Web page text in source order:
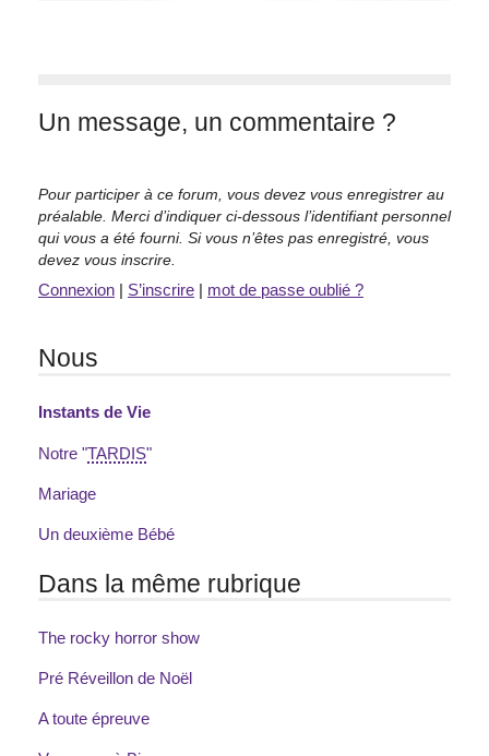
Un message, un commentaire ?
Pour participer à ce forum, vous devez vous enregistrer au
préalable. Merci d’indiquer ci-dessous l’identifiant personnel
qui vous a été fourni. Si vous n’êtes pas enregistré, vous
devez vous inscrire.
Connexion | S’inscrire | mot de passe oublié ?
Nous
Instants de Vie
Notre "TARDIS"
Mariage
Un deuxième Bébé
Dans la même rubrique
The rocky horror show
Pré Réveillon de Noël
A toute épreuve